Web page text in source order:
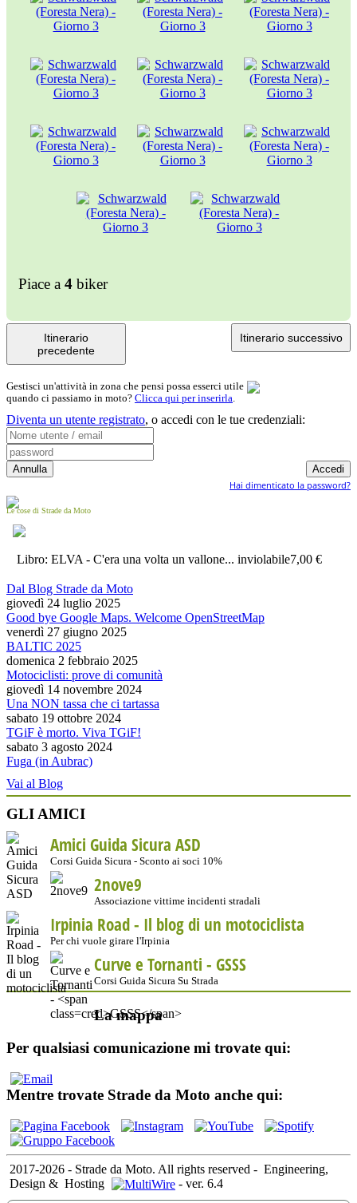
Piace a 4 biker
Itinerario
precedente
Itinerario successivo
Gestisci un'attività in zona che pensi possa esserci utile
quando ci passiamo in moto? Clicca qui per inserirla
Diventa un utente registrato, o accedi con le tue credenziali:
Hai dimenticato la password?
Le cose di Strade da Moto
Libro: ELVA - C'era una volta un vallone... inviolabile7,00 €
Dal Blog Strade da Moto
giovedì 24 luglio 2025
Good bye Google Maps. Welcome OpenStreetMap
venerdì 27 giugno 2025
BALTIC 2025
domenica 2 febbraio 2025
Motociclisti: prove di comunità
giovedì 14 novembre 2024
Una NON tassa che ci tartassa
sabato 19 ottobre 2024
TGiF è morto. Viva TGiF!
sabato 3 agosto 2024
Fuga (in Aubrac)
Vai al Blog
GLI AMICI
Amici Guida Sicura ASD
Corsi Guida Sicura - Sconto ai soci 10%
2nove9
Associazione vittime incidenti stradali
Irpinia Road - Il blog di un motociclista
Per chi vuole girare l'Irpinia
Curve e Tornanti - GSSS
Corsi Guida Sicura Su Strada
La mappa
Per qualsiasi comunicazione mi trovate qui:
Mentre trovate Strade da Moto anche qui:
2017-2026 - Strade da Moto. All rights reserved - Engineering,
Design & Hosting - ver. 6.4